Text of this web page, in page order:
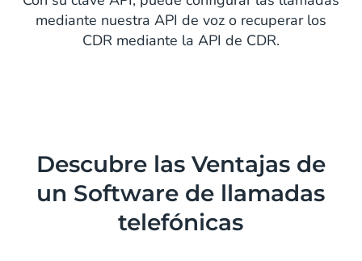
mediante nuestra API de voz o recuperar los
CDR mediante la API de CDR.
Descubre las Ventajas de
un Software de llamadas
telefónicas